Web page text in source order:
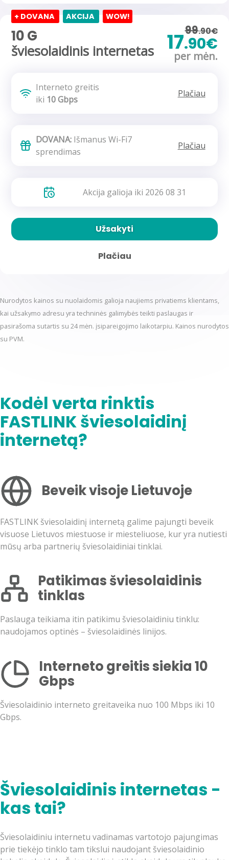
+ DOVANA AKCIJA WOW!
10 G
šviesolaidinis internetas
99.90€
17.90€
per mėn.
Interneto greitis
iki 10 Gbps
Plačiau
DOVANA: Išmanus Wi-Fi7
sprendimas
Plačiau
Akcija galioja iki 2026 08 31
Užsakyti
Plačiau
Nurodytos kainos su nuolaidomis galioja naujiems privatiems klientams,
kai užsakymo adresu yra techninės galimybės teikti paslaugas ir
pasirašoma sutartis su 24 mėn. įsipareigojimo laikotarpiu. Kainos nurodytos
su PVM.
Kodėl verta rinktis
FASTLINK šviesolaidinį
internetą?
Beveik visoje Lietuvoje
FASTLINK šviesolaidinį internetą galime pajungti beveik
visuose Lietuvos miestuose ir miesteliuose, kur yra nutiesti
mūsų arba partnerių šviesolaidiniai tinklai.
Patikimas šviesolaidinis
tinklas
Paslauga teikiama itin patikimu šviesolaidiniu tinklu:
naudojamos optinės – šviesolaidinės linijos.
Interneto greitis siekia 10
Gbps
Šviesolaidinio interneto greitaveika nuo 100 Mbps iki 10
Gbps.
Šviesolaidinis internetas -
kas tai?
Šviesolaidiniu internetu vadinamas vartotojo pajungimas
prie tiekėjo tinklo tam tikslui naudojant šviesolaidinio